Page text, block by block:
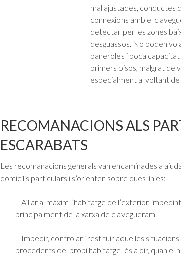
mal ajustades, conductes
connexions amb el
detectar per les zones
desguassos. No poden
paneroles i poca
primers pisos, malgrat de
especialment al voltant
RECOMANACIONS ALS
ESCARABATS
Les recomanacions generals van encaminades a
domicilis particulars i s’orienten sobre dues línies:
– Aïllar al màxim l’habitatge de l’exterior,
principalment de la xarxa de clavegueram.
– Impedir, controlar i restituir aquelles situacions
procedents del propi habitatge, és a dir, quan el